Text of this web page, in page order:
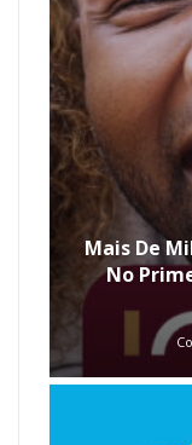
Mais De
No